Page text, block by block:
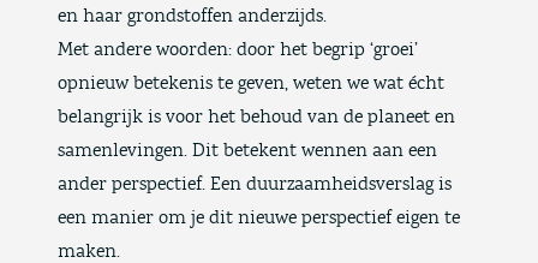
en haar grondstoffen anderzijds.
Met andere woorden: door het begrip ‘groei’
opnieuw betekenis te geven, weten we wat écht
belangrijk is voor het behoud van de planeet en
samenlevingen. Dit betekent wennen aan een
ander perspectief. Een duurzaamheidsverslag is
een manier om je dit nieuwe perspectief eigen te
maken.